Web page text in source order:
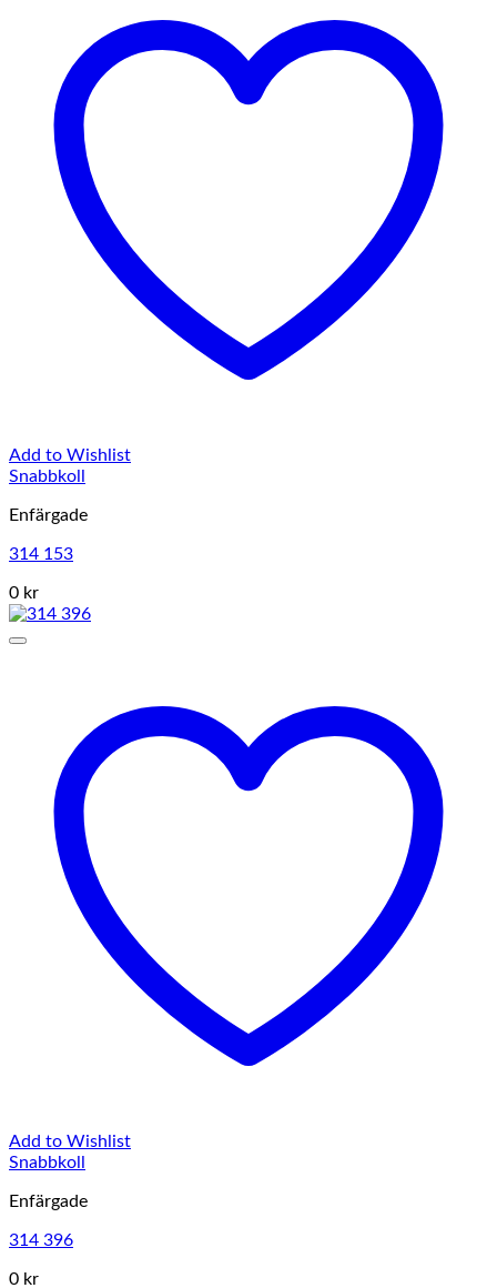
Add to Wishlist
Snabbkoll
Enfärgade
314 153
0 kr
Add to Wishlist
Snabbkoll
Enfärgade
314 396
0 kr